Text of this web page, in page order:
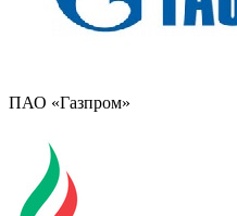
ПАО «Газпром»